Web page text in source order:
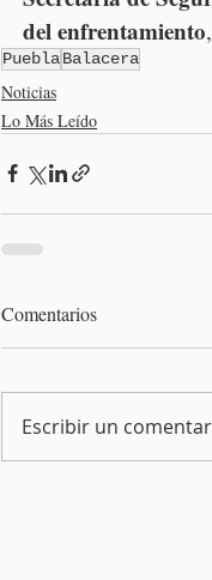
del enfrentamiento
PueblaBalacera
Noticias
Lo Más Leído
Comentarios
Escribir un